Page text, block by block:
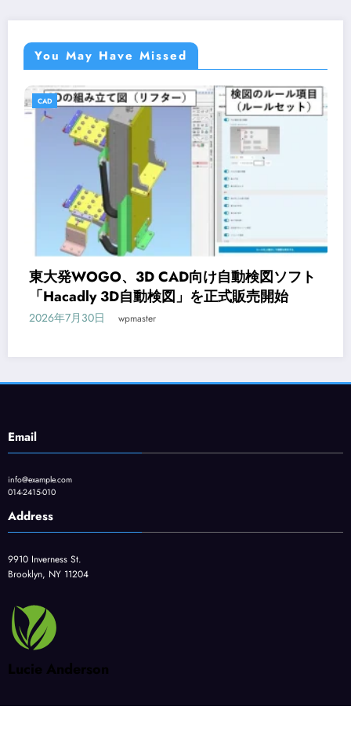
You May Have Missed
動検図ソフト
販売開始
CAD
オンライン研修サービス「
CAD入門コースが新登場
Email
info@example.com
014-2415-010
Address
9910 Inverness St.